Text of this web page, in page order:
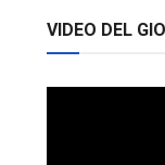
VIDEO DEL